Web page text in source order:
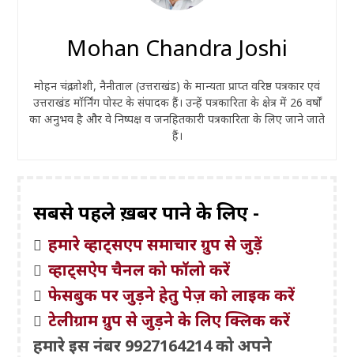
Mohan Chandra Joshi
मोहन चंद्र जोशी, नैनीताल (उत्तराखंड) के मान्यता प्राप्त वरिष्ठ पत्रकार एवं
उत्तराखंड मॉर्निंग पोस्ट के संपादक हैं। उन्हें पत्रकारिता के क्षेत्र में 26 वर्षों
का अनुभव है और वे निष्पक्ष व जनहितकारी पत्रकारिता के लिए जाने जाते
हैं।
सबसे पहले ख़बरें पाने के लिए -
हमारे व्हाट्सएप समाचार ग्रुप से जुड़ें
व्हाट्सऐप चैनल को फॉलो करें
फेसबुक पर जुड़ने हेतु पेज़ को लाइक करें
टेलीग्राम ग्रुप से जुड़ने के लिए क्लिक करें
हमारे इस नंबर 9927164214 को अपने